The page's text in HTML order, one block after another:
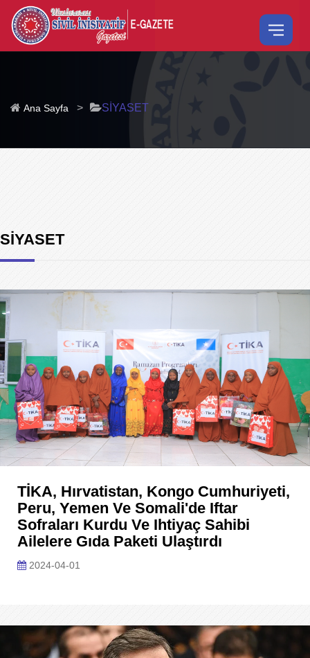
Ana Sayfa > SİYASET
SİYASET
TİKA, Hırvatistan, Kongo Cumhuriyeti,
Peru, Yemen Ve Somali'de Iftar
Sofraları Kurdu Ve Ihtiyaç Sahibi
Ailelere Gıda Paketi Ulaştırdı
2024-04-01